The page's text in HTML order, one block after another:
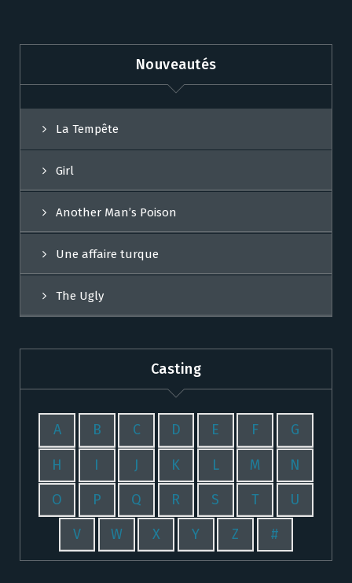
Nouveautés
La Tempête
Girl
Another Man’s Poison
Une affaire turque
The Ugly
Casting
A B C D E F G
H I J K L M N
O P Q R S T U
V W X Y Z #